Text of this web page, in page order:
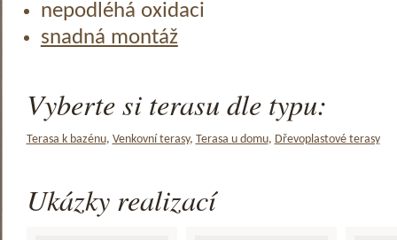
nepodléhá oxidaci
snadná montáž
Vyberte si terasu dle typu:
Terasa k bazénu, Venkovní terasy, Terasa u domu, Dřevoplastové terasy
Ukázky realizací